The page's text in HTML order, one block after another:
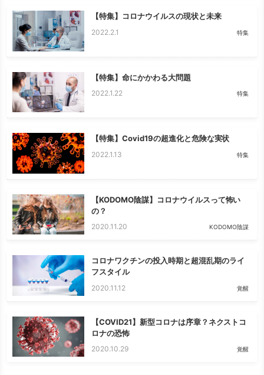
【特集】コロナウイルスの現状と未来
2022.2.1 特集
【特集】命にかかわる大問題
2022.1.22 特集
【特集】Covid19の超進化と危険な実状
2022.1.13 特集
【KODOMO陰謀】コロナウイルスって怖い
の？
2020.11.20 KODOMO陰謀
コロナワクチンの投入時期と超混乱期のライ
フスタイル
2020.11.12 覚醒
【COVID21】新型コロナは序章？ネクストコ
ロナの恐怖
2020.10.29 覚醒